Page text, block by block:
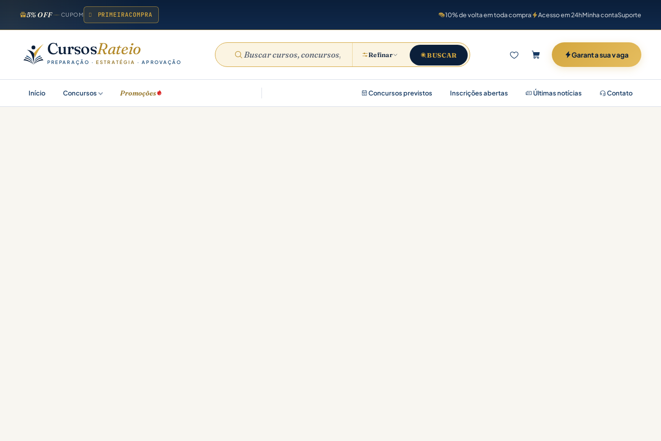
5% OFF CUPOM PRIMEIRACOMPRA 10% de volta em toda compra Acesso em 24hMinha contaSuporte
CursosRateio
PREPARAÇÃO ·ESTRATÉGIA · APROVAÇÃO
Refinar BUSCAR Garanta sua vaga
Início Concursos Promoções Concursos previstos Inscrições abertas Últimas notícias Contato